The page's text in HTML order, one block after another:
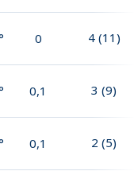
0 4 (11)
0,1 3 (9)
0,1 2 (5)